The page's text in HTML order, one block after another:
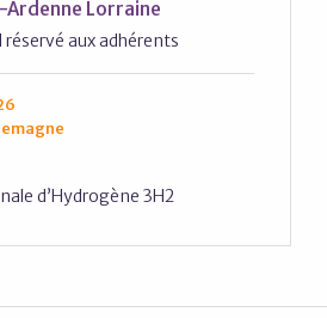
Ardenne Lorraine
aux adhérents
d’Hydrogène 3H2